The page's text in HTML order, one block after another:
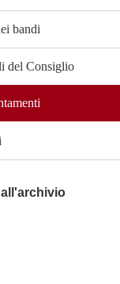
bandi
del Consiglio
all'archivio